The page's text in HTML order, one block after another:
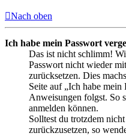
Nach oben
Ich habe mein Passwort
Das ist nicht schlimm!
Passwort nicht wieder
zurücksetzen. Dies
Seite auf „Ich habe mein
Anweisungen folgst. So
anmelden können.
Solltest du trotzdem
zurückzusetzen, so